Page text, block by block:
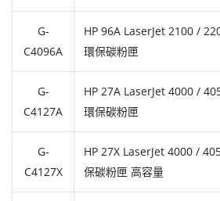
G-
C4096A
HP 96A LaserJet 2100 /
環保碳粉匣
G-
C4127A
HP 27A LaserJet 4000 /
環保碳粉匣
G-
C4127X
HP 27X LaserJet 4000 /
保碳粉匣 高容量